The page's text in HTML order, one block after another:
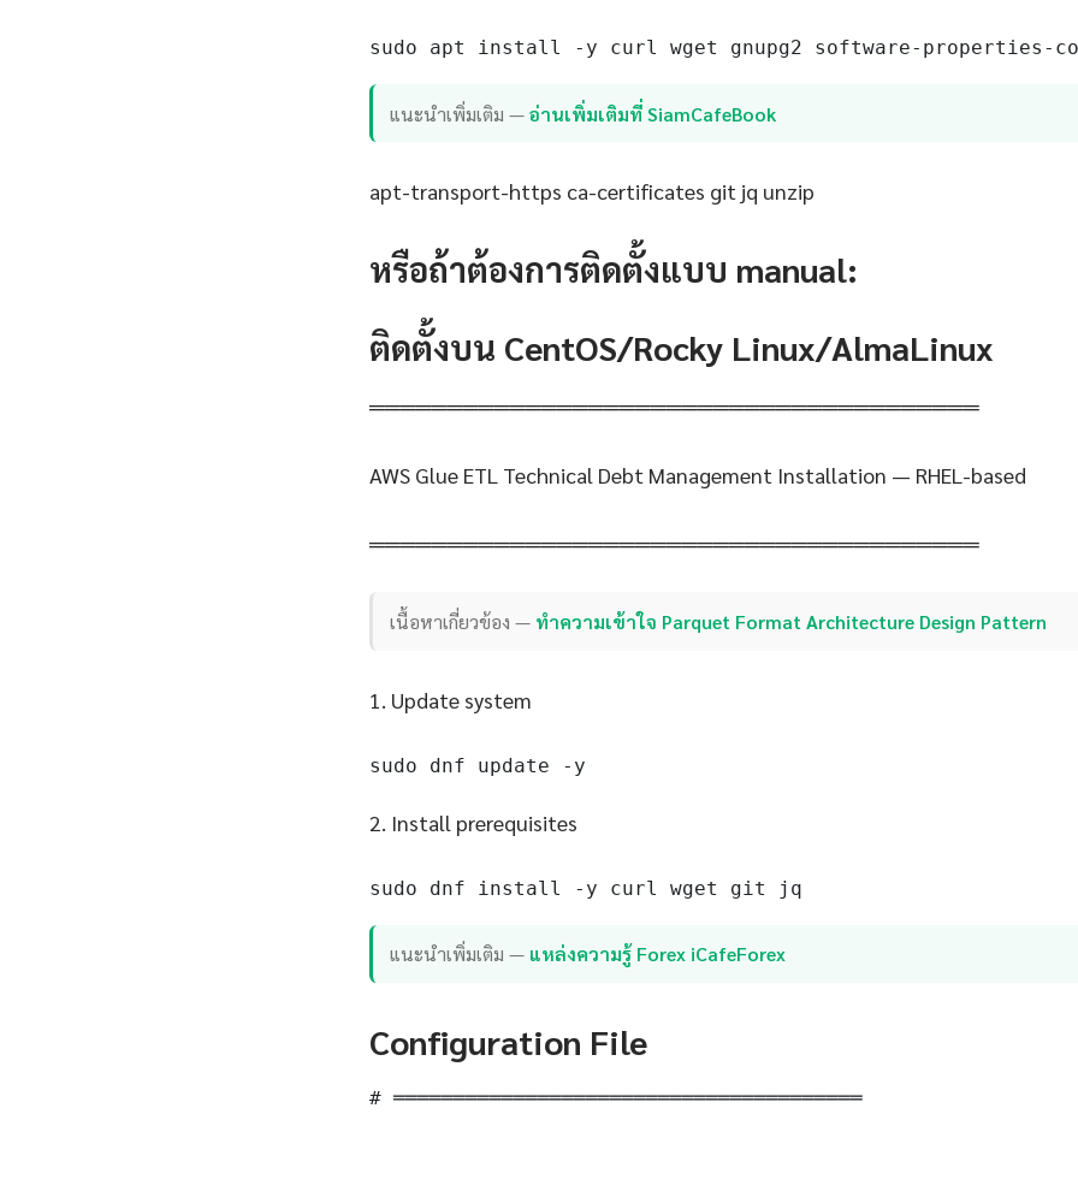
sudo apt install -y curl wget gnupg2 software-properties-
แนะนำเพิ่มเติม —อ่านเพิ่มเติมที่ SiamCafeBook
apt-transport-https ca-certificates git jq unzip
หรือถ้าต้องการติดตั้งแบบ manual:
ติดตั้งบน CentOS/Rocky Linux/AlmaLinux
═══════════════════════════════════════
AWS Glue ETL Technical Debt Management Installation — RHEL-based
═══════════════════════════════════════
เนื้อหาเกี่ยวข้อง — ทำความเข้าใจ Parquet Format Architecture Design Pattern
1. Update system
sudo dnf update -y
2. Install prerequisites
sudo dnf install -y curl wget git jq
แนะนำเพิ่มเติม — แหล่งความรู้ Forex iCafeForex
Configuration File
# ═══════════════════════════════════════